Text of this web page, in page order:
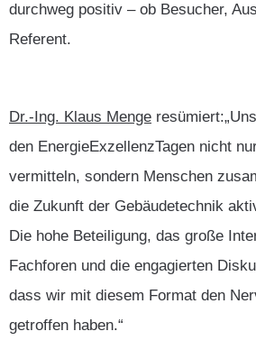
durchweg positiv – ob Besucher,
Referent.
Dr.-Ing. Klaus Menge
den EnergieExzellenzTagen nicht
vermitteln, sondern Menschen
die Zukunft der Gebäudetechnik
Die hohe Beteiligung, das große
Fachforen und die engagierten
dass wir mit diesem Format den
getroffen haben.“